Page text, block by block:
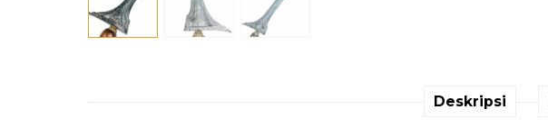
Deskripsi